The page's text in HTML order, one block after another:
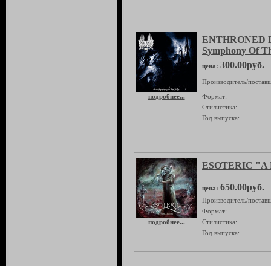
подробнее...
ENTHRONED
Symphony Of
цена: 300.00руб.
Производитель/
Формат:
Стилистика:
Год выпуска:
подробнее...
ESOTERIC "A
цена: 650.00руб.
Производитель/
Формат:
Стилистика:
Год выпуска: